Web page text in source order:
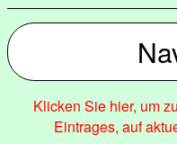
Klicken Sie hier, um
Eintrages, auf